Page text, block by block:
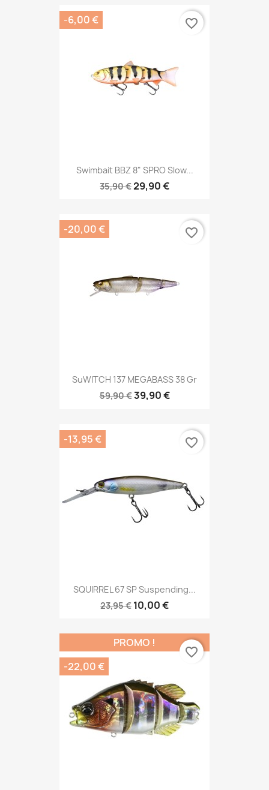
Swimbait BBZ 8" SPRO Slow...
35,90 €29,90 €
-6,00 € favorite_border
SuWITCH 137 MEGABASS 38 Gr
59,90 €39,90 €
-20,00 € favorite_border
SQUIRREL 67 SP Suspending...
23,95 € 10,00 €
-13,95 € favorite_border
PROMO !
-22,00 €
favorite_border